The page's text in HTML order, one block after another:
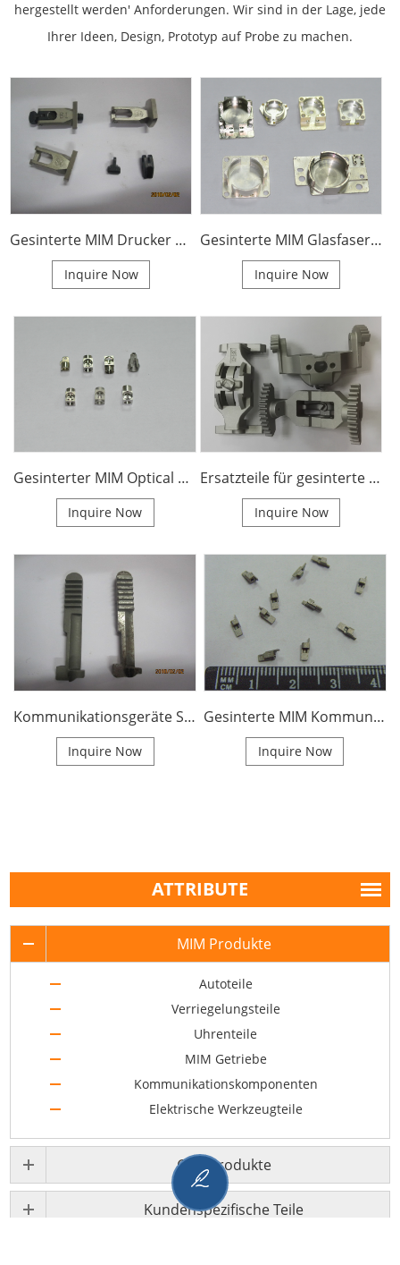
hergestellt werden' Anforderungen. Wir sind in der Lage, jede
Ihrer Ideen, Design, Prototyp auf Probe zu machen.
Gesinterte MIM Drucker Maschine Ersatzteile
Inquire Now
Gesinterte MIM Glasfaserkabel Stahl Teile
Inquire Now
Gesinterter MIM Optical Fiber Communication Connector
Inquire Now
Ersatzteile für gesinterte MIM Controller
Inquire Now
Kommunikationsgeräte Sichtbare Ersatzräder
Inquire Now
Gesinterte MIM Kommunikationskomponenten Bürstenteile
Inquire Now
ATTRIBUTE
MIM Produkte
Autoteile
Verriegelungsteile
Uhrenteile
MIM Getriebe
Kommunikationskomponenten
Elektrische Werkzeugteile
CNC Produkte
Kundenspezifische Teile